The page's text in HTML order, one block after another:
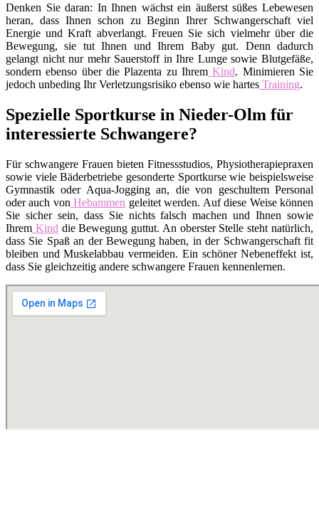
Denken Sie daran: In Ihnen wächst ein äußerst süßes Lebewesen
heran, dass Ihnen schon zu Beginn Ihrer Schwangerschaft viel
Energie und Kraft abverlangt. Freuen Sie sich vielmehr über die
Bewegung, sie tut Ihnen und Ihrem Baby gut. Denn dadurch
gelangt nicht nur mehr Sauerstoff in Ihre Lunge sowie Blutgefäße,
sondern ebenso über die Plazenta zu Ihrem Kind. Minimieren Sie
jedoch unbeding Ihr Verletzungsrisiko ebenso wie hartes Training.
Spezielle Sportkurse in Nieder-Olm für
interessierte Schwangere?
Für schwangere Frauen bieten Fitnessstudios, Physiotherapiepraxen
sowie viele Bäderbetriebe gesonderte Sportkurse wie beispielsweise
Gymnastik oder Aqua-Jogging an, die von geschultem Personal
oder auch von Hebammen geleitet werden. Auf diese Weise können
Sie sicher sein, dass Sie nichts falsch machen und Ihnen sowie
Ihrem Kind die Bewegung guttut. An oberster Stelle steht natürlich,
dass Sie Spaß an der Bewegung haben, in der Schwangerschaft fit
bleiben und Muskelabbau vermeiden. Ein schöner Nebeneffekt ist,
dass Sie gleichzeitig andere schwangere Frauen kennenlernen.